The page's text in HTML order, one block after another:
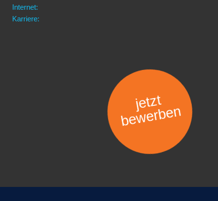
Internet:
Karriere:
jetzt
bewerben